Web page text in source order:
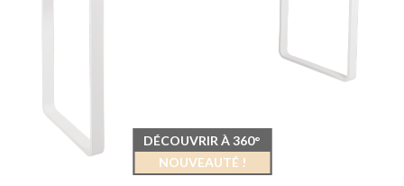
DÉCOUVRIR À 360°
NOUVEAUTÉ !